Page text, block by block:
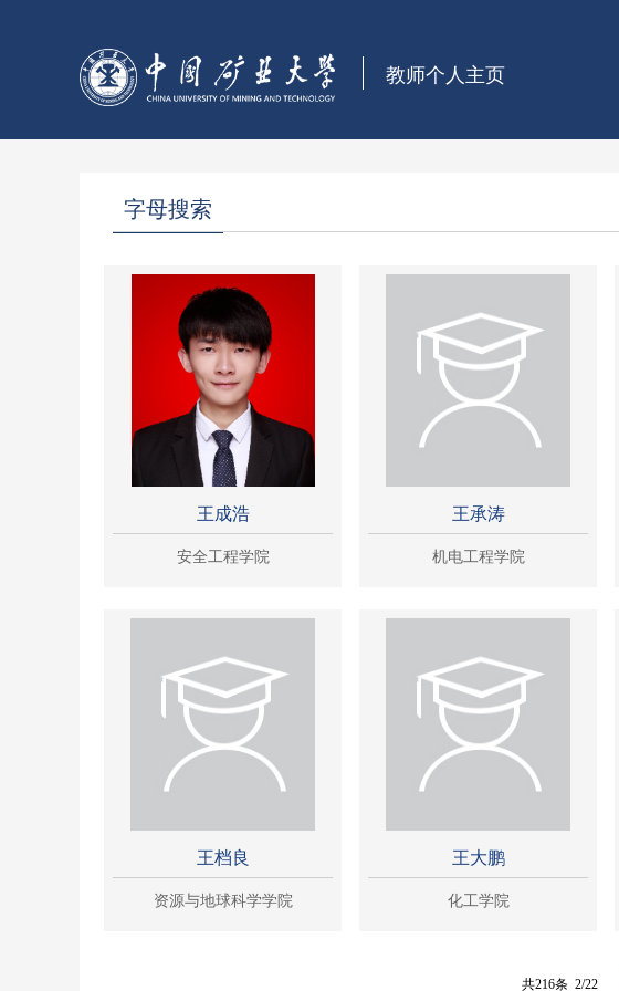
教师个人主页
字母搜索
王成浩
安全工程学院
王承涛
机电工程学院
王档良
资源与地球科学学院
王大鹏
化工学院
共216条 2/22